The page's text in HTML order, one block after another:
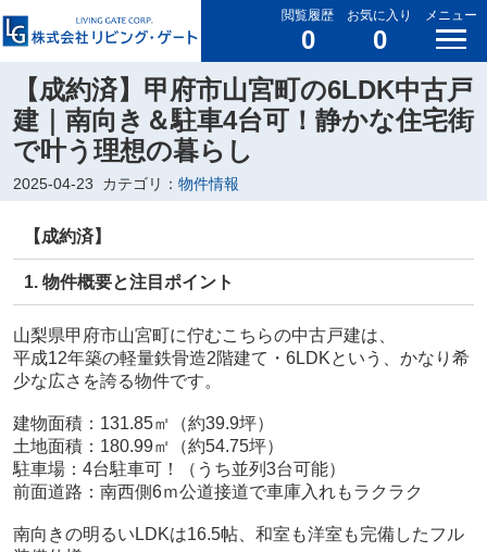
閲覧履歴
0
お気に入り
0
メニュー
【成約済】甲府市山宮町の6LDK中古戸
建｜南向き＆駐車4台可！静かな住宅街
で叶う理想の暮らし
2025-04-23 カテゴリ： 物件情報
【成約済】
1. 物件概要と注目ポイント
山梨県甲府市山宮町に佇むこちらの中古戸建は、
平成12年築の軽量鉄骨造2階建て・6LDKという、かなり希
少な広さを誇る物件です。
建物面積：131.85㎡（約39.9坪）
土地面積：180.99㎡（約54.75坪）
駐車場： 4台駐車可！
（うち並列3台可能）
前面道路： 南西側6ｍ公道接道で車庫入れもラクラク
南向きの明るいLDKは16.5帖、和室も洋室も完備したフル